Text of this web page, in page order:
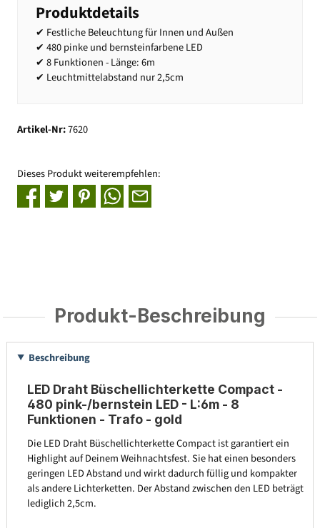
Produktdetails
✔ Festliche Beleuchtung für Innen und Außen
✔ 480 pinke und bernsteinfarbene LED
✔ 8 Funktionen - Länge: 6m
✔ Leuchtmittelabstand nur 2,5cm
Artikel-Nr:7620
Dieses Produkt weiterempfehlen:
Produkt-Beschreibung
Beschreibung
LED Draht Büschellichterkette Compact -
480 pink-/bernstein LED - L:6m - 8
Funktionen - Trafo - gold
Die LED Draht Büschellichterkette Compact ist garantiert ein
Highlight auf Deinem Weihnachtsfest. Sie hat einen besonders
geringen LED Abstand und wirkt dadurch füllig und kompakter
als andere Lichterketten. Der Abstand zwischen den LED beträgt
lediglich 2,5cm.